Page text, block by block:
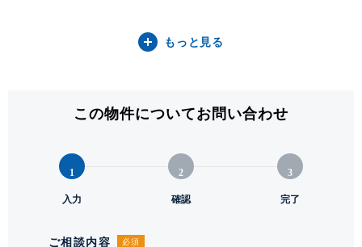
72.31㎡ (21.87坪)
階建 / 所在階 地上26階 地下1階建 / 4階部分
2001年2月
もっと見る
この物件についてお問い合わせ
1
入力
2
確認
3
完了
ご相談内容 必須